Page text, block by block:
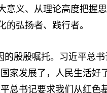
意义、从理论高度把握
弘扬者、践行者。
殷殷嘱托。习近平总
家发展了，人民生活好
总书记要求我们从红色